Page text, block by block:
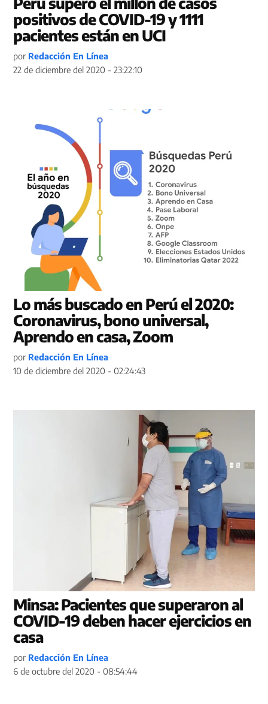
positivos de COVID-19 y 1111
pacientes están en UCI
por Redacción En Línea
22 de diciembre del 2020 - 23:22:10
Lo más buscado en Perú el 2020:
Coronavirus, bono universal,
Aprendo en casa, Zoom
por Redacción En Línea
10 de diciembre del 2020 - 02:24:43
Minsa: Pacientes que superaron al
COVID-19 deben hacer ejercicios en
casa
por Redacción En Línea
6 de octubre del 2020 - 08:54:44